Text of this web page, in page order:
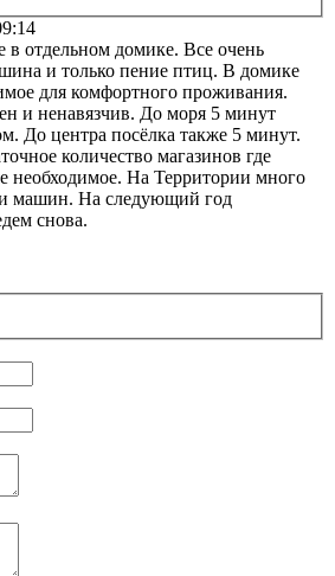
отдельном домике. Все очень
и только пение птиц. В домике
для комфортного проживания.
и ненавязчив. До моря 5 минут
До центра посёлка также 5 минут.
количество магазинов где
необходимое. На Территории много
машин. На следующий год
снова.